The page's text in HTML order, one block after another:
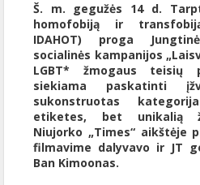
Š. m. gegužės 14 d.
homofobiją ir
IDAHOT) proga
socialinės kampanijos
LGBT* žmogaus teisių
siekiama paskatinti
sukonstruotas
etiketes, bet unikalią
Niujorko „Times“ aikštėje
filmavime dalyvavo ir JT
Ban Kimoonas.